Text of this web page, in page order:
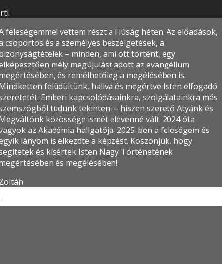
feleségemmel vettem részt a Fiúság héten. Az előadások,
csoportos és a személyes beszélgetések, a
– minden, ami ott történt, egy
mély megújulást adott az evangélium
és remélhetőleg a megélésében is.
felüdültünk, hallva és megértve Isten elfogadó
Emberi kapcsolódásainkra, szolgálatainkra más
tudunk tekinteni – hiszen szerető Atyánk és
közössége ismét elevenné vált. 2024 óta
az Akadémia hallgatója. 2025-ben a feleségem és
lányom is elkezdte a képzést. Köszönjük, hogy
és kísértek Isten Nagy Történetének
és megélésében!